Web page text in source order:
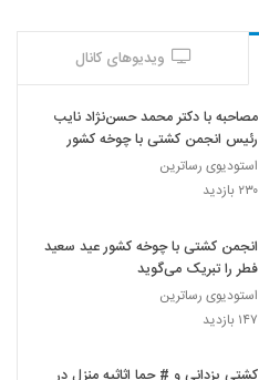
ویدیوهای کانال
مصاحبه با دکتر محمد حسن‌نژاد نایب
رئیس انجمن کشتی با چوخه کشور
استودیوی رساترین
۲۳۰ بازدید
انجمن کشتی با چوخه کشور عید سعید
فطر را تبریک می‌گوید
استودیوی رساترین
۱۴۷ بازدید